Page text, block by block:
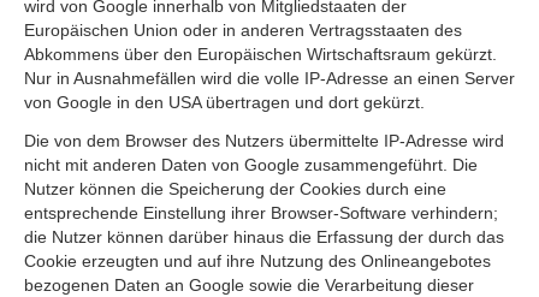
wird von Google innerhalb von Mitgliedstaaten der
Europäischen Union oder in anderen Vertragsstaaten des
Abkommens über den Europäischen Wirtschaftsraum gekürzt.
Nur in Ausnahmefällen wird die volle IP-Adresse an einen Server
von Google in den USA übertragen und dort gekürzt.
Die von dem Browser des Nutzers übermittelte IP-Adresse wird
nicht mit anderen Daten von Google zusammengeführt. Die
Nutzer können die Speicherung der Cookies durch eine
entsprechende Einstellung ihrer Browser-Software verhindern;
die Nutzer können darüber hinaus die Erfassung der durch das
Cookie erzeugten und auf ihre Nutzung des Onlineangebotes
bezogenen Daten an Google sowie die Verarbeitung dieser